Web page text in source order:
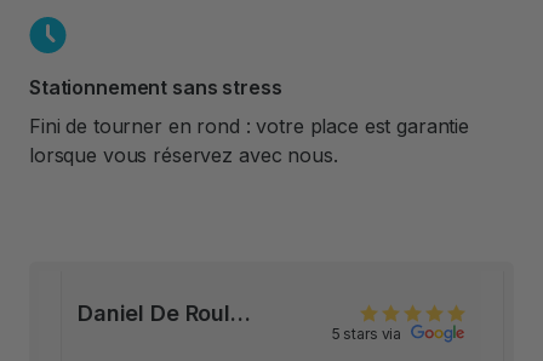
Stationnement sans stress
Fini de tourner en rond : votre place est garantie
lorsque vous réservez avec nous.
Daniel De Roulet, Co Founder at Mitokinin, San Francisco
5 stars via